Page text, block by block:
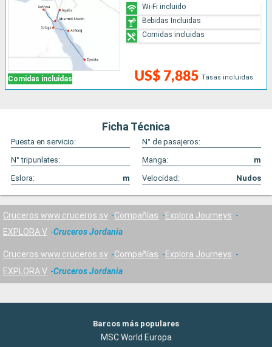
Comidas incluidas US$ 7,885 Tasas incluidas
Wi-Fi incluido
Bebidas Incluidas
Comidas incluidas
Ficha Técnica
Puesta en servicio:
N° de pasajeros:
N° tripunlates:
Manga:
m
Eslora:
m Velocidad: Nudos
Cruceros www.cruceros.sv Compañías
Explora Journeys
EXPLORA V
Cruceros Jordania
Cruceros www.cruceros.sv Compañías
Explora Journeys
EXPLORA V
Cruceros Jordania
Barcos más populares
MSC World Europa